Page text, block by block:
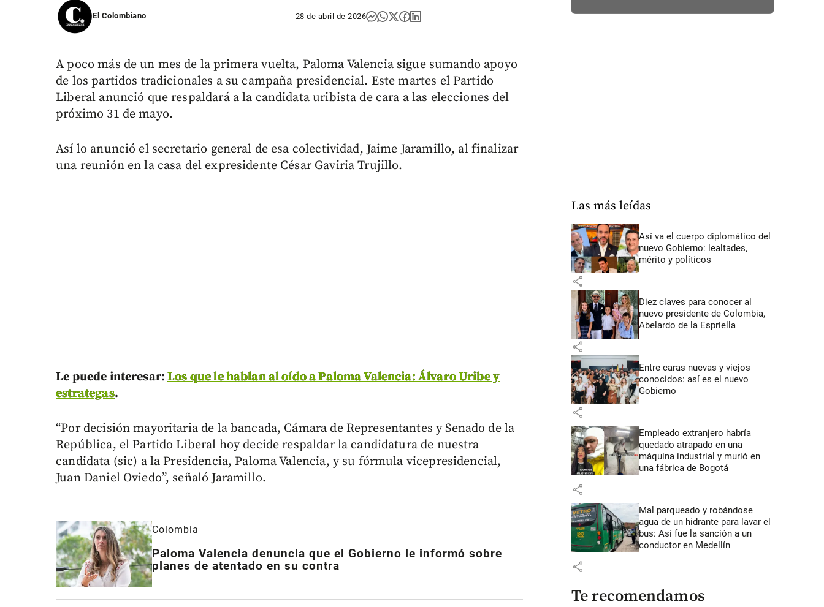
El Colombiano 28 de abril de 2026
A poco más de un mes de la primera vuelta, Paloma Valencia sigue sumando apoyo
de los partidos tradicionales a su campaña presidencial. Este martes el Partido
Liberal anunció que respaldará a la candidata uribista de cara a las elecciones del
próximo 31 de mayo.
Así lo anunció el secretario general de esa colectividad, Jaime Jaramillo, al finalizar
una reunión en la casa del expresidente César Gaviria Trujillo.
Le puede interesar:Los que le hablan al oído a Paloma Valencia: Álvaro Uribe y
estrategas.
“Por decisión mayoritaria de la bancada, Cámara de Representantes y Senado de la
República, el Partido Liberal hoy decide respaldar la candidatura de nuestra
candidata (sic) a la Presidencia, Paloma Valencia, y su fórmula vicepresidencial,
Juan Daniel Oviedo”, señaló Jaramillo.
Colombia
Paloma Valencia denuncia que el Gobierno le informó sobre
planes de atentado en su contra
Las más leídas
Así va el cuerpo diplomático del
nuevo Gobierno: lealtades,
mérito y políticos
share
Diez claves para conocer al
nuevo presidente de Colombia,
Abelardo de la Espriella
share
Entre caras nuevas y viejos
conocidos: así es el nuevo
Gobierno
share
Empleado extranjero habría
quedado atrapado en una
máquina industrial y murió en
una fábrica de Bogotá
share
Mal parqueado y robándose
agua de un hidrante para lavar el
bus: Así fue la sanción a un
conductor en Medellín
share
Te recomendamos